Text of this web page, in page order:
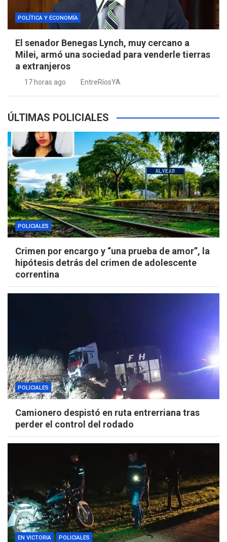
POLÍTICA Y ECONOMÍA
El senador Benegas Lynch, muy cercano a
Milei, armó una sociedad para venderle tierras
a extranjeros
17 horas ago EntreRíosYA
ÚLTIMAS POLICIALES
POLICIALES
Crimen por encargo y “una prueba de amor”, la
hipótesis detrás del crimen de adolescente
correntina
POLICIALES
Camionero despistó en ruta entrerriana tras
perder el control del rodado
EN VICTORIA POLICIALES